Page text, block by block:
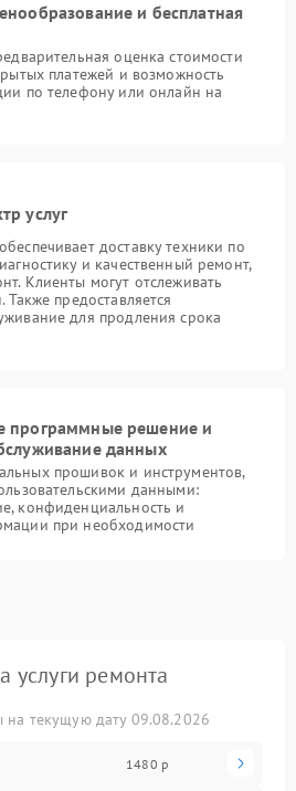
и бесплатная
оценка стоимости
платежей и возможность
по телефону или онлайн на
услуг
доставку техники по
и качественный ремонт,
Клиенты могут отслеживать
предоставляется
для продления срока
программные решение и
данных
прошивок и инструментов,
данными:
конфиденциальность и
при необходимости
услуги ремонта
на текущую дату 09.08.2026
1480 р